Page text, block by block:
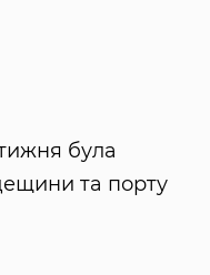
була
та порту